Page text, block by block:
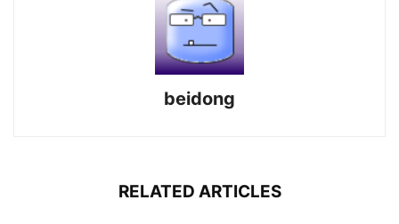
beidong
RELATED ARTICLES